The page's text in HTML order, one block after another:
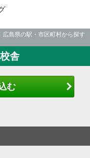
広島県の駅・市区町村から探す
舎
む